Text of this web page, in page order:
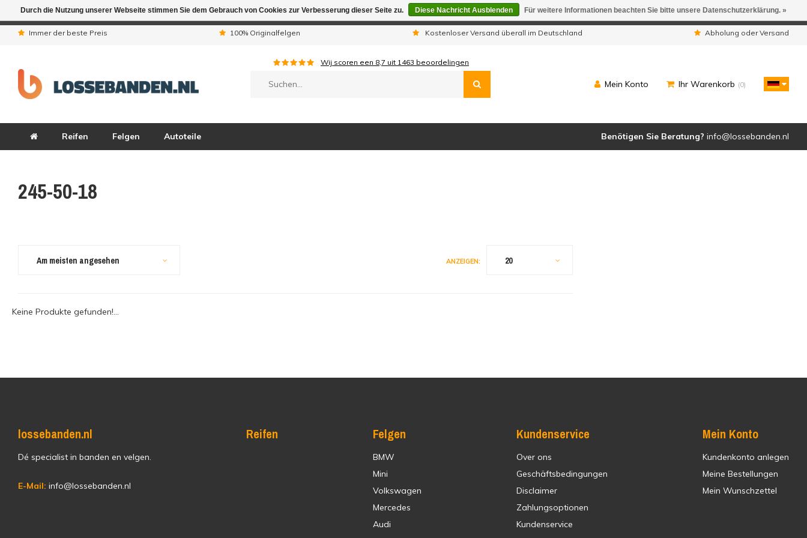
Immer der beste Preis 100% Originalfelgen Kostenloser Versand überall im Deutschland Abholung oder Versand
Wij scoren een 8,7 uit 1463 beoordelingen
Mein Konto Ihr Warenkorb (0)
Reifen Felgen Autoteile Benötigen Sie Beratung? info@lossebanden.nl
245-50-18
Am meisten angesehen ANZEIGEN: 20
Keine Produkte gefunden!...
lossebanden.nl
Dé specialist in banden en velgen.
E-Mail: info@lossebanden.nl
Reifen Felgen
BMW
Mini
Volkswagen
Mercedes
Audi
Kundenservice
Over ons
Geschäftsbedingungen
Disclaimer
Zahlungsoptionen
Kundenservice
Mein Konto
Kundenkonto anlegen
Meine Bestellungen
Mein Wunschzettel
Durch die Nutzung unserer Webseite stimmen Sie dem Gebrauch von Cookies zur Verbesserung dieser Seite zu. Diese Nachricht Ausblenden Für weitere Informationen beachten Sie bitte unsere Datenschutzerklärung. »
Aufgrund der Ferientagen sind wir telefonisch nicht erreichbar. Aufgegebene Bestellungen werden geliefert.